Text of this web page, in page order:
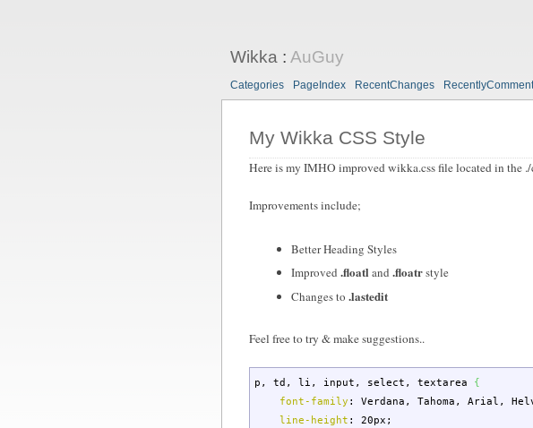
Wikka : AuGuy
Categories PageIndex RecentChanges
My Wikka CSS Style
Here is my IMHO improved wikka.css file located in the
Improvements include;
Better Heading Styles
Improved .floatl and .floatrstyle
Changes to .lastedit
Feel free to try & make suggestions..
p , td , li , input , select , textarea {
font-family : Verdana , Tahoma , Arial ,
line-height : 20px ;